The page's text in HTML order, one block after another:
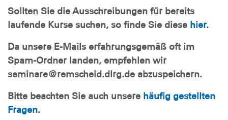
Sollten Sie die Ausschreibungen für bereits
laufende Kurse suchen, so finde Sie diese hier.
Da unsere E-Mails erfahrungsgemäß oft im
Spam-Ordner landen, empfehlen wir
seminare@remscheid.dlrg.de abzuspeichern.
Bitte beachten Sie auch unsere häufig gestellten
Fragen.